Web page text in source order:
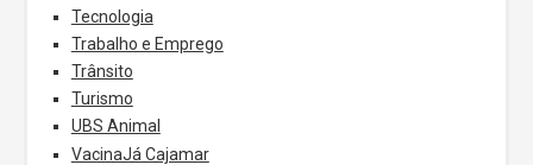
Tecnologia
Trabalho e Emprego
Trânsito
Turismo
UBS Animal
VacinaJá Cajamar